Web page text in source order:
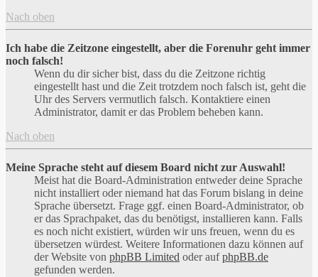
Nach oben
Ich habe die Zeitzone eingestellt, aber die Forenuhr geht immer
noch falsch!
Wenn du dir sicher bist, dass du die Zeitzone richtig
eingestellt hast und die Zeit trotzdem noch falsch ist, geht die
Uhr des Servers vermutlich falsch. Kontaktiere einen
Administrator, damit er das Problem beheben kann.
Nach oben
Meine Sprache steht auf diesem Board nicht zur Auswahl!
Meist hat die Board-Administration entweder deine Sprache
nicht installiert oder niemand hat das Forum bislang in deine
Sprache übersetzt. Frage ggf. einen Board-Administrator, ob
er das Sprachpaket, das du benötigst, installieren kann. Falls
es noch nicht existiert, würden wir uns freuen, wenn du es
übersetzen würdest. Weitere Informationen dazu können auf
der Website von phpBB Limited oder aufphpBB.de
gefunden werden.